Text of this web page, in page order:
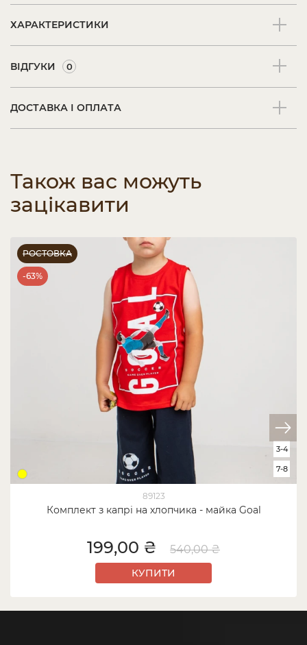
ХАРАКТЕРИСТИКИ
ВІДГУКИ 0
ДОСТАВКА І ОПЛАТА
Також вас можуть
зацікавити
РОСТОВКА
-63%
89123
Комплект з капрі на хлопчика - майка Goal
3-4
7-8
199,00 ₴ 540,00 ₴
КУПИТИ